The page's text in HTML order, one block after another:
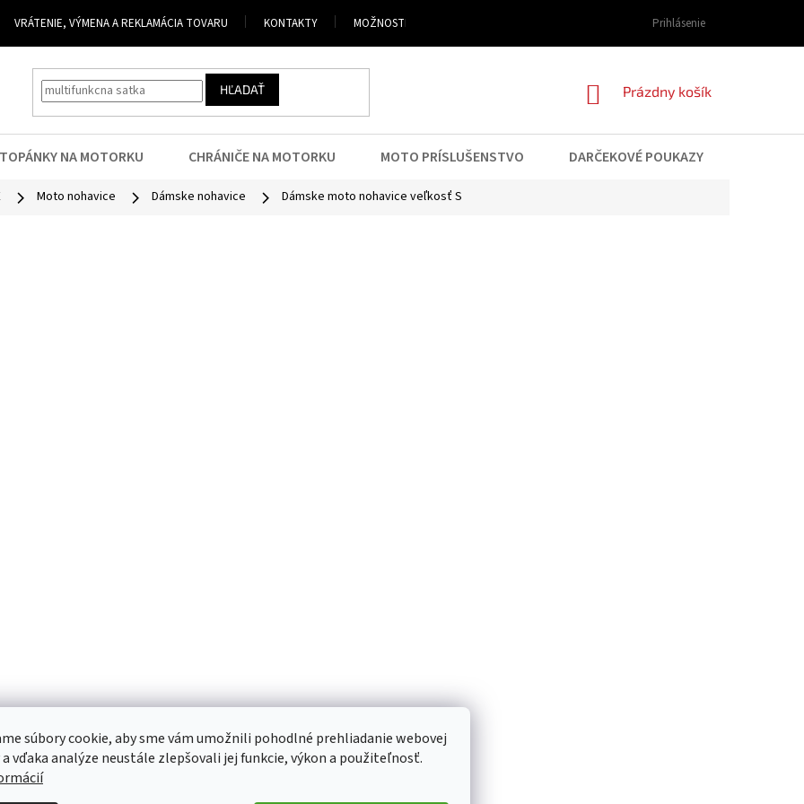
súbory cookie, aby sme vám umožnili pohodlné prehliadanie webovej
vďaka analýze neustále zlepšovali jej funkcie, výkon a použiteľnosť.
VRÁTENIE, VÝMENA A REKLAMÁCIA TOVARU KONTAKTY MOŽNOSTI DOPRAVY A PLATBY OBCHODNÉ PODMIENKY PODMIENKY
Prihlásenie
HĽADAŤ
NÁKUPNÝ
Prázdny košík
TOPÁNKY NA MOTORKU CHRÁNIČE NA MOTORKU MOTO PRÍSLUŠENSTVO DARČEKOVÉ POUKAZY
Moto nohavice Dámske nohavice Dámske moto nohavice veľkosť S